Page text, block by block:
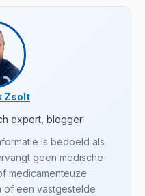
Zsolt
expert, blogger
is bedoeld als
geen medische
medicamenteuze
of een vastgestelde